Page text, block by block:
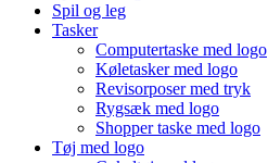
Spil og leg
Tasker
Computertaske med logo
Køletasker med logo
Revisorposer med tryk
Rygsæk med logo
Shopper taske med logo
Tøj med logo